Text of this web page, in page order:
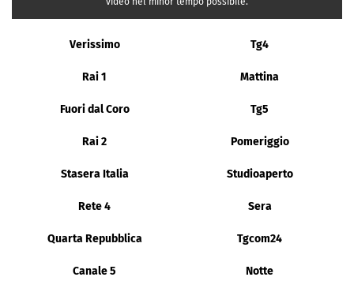
Verissimo Tg4
Rai 1 Mattina
Fuori dal Coro Tg5
Rai 2 Pomeriggio
Stasera Italia Studioaperto
Rete 4 Sera
Quarta Repubblica Tgcom24
Canale 5 Notte